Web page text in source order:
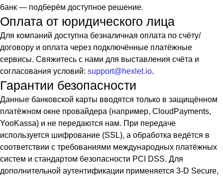
банк — подберём доступное решение.
Оплата от юридического лица
Для компаний доступна безналичная оплата по счёту/
договору и оплата через подключённые платёжные
сервисы. Свяжитесь с нами для выставления счёта и
согласования условий: support@hexlet.io.
Гарантии безопасности
Данные банковской карты вводятся только в защищённом
платёжном окне провайдера (например, CloudPayments,
YooKassa) и не передаются нам. При передаче
используется шифрование (SSL), а обработка ведётся в
соответствии с требованиями международных платёжных
систем и стандартом безопасности PCI DSS. Для
дополнительной аутентификации применяется 3‑D Secure,